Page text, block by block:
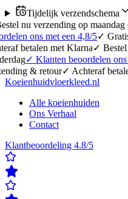
Tijdelijk verzendschema
op maandag of
met een 4,8/5✓Gratis
met Klarna✓Bestel nu
Klanten beoordelen ons met een
retour ✓ Achteraf betalen met
Koeienhuidvloerkleed.nl
Alle koeienhuiden
Ons Verhaal
Contact
Klantbeoordeling 4.8/5